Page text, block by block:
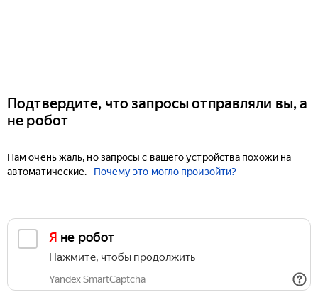
Подтвердите, что запросы отправляли вы, а
не робот
Нам очень жаль, но запросы с вашего устройства похожи на
автоматические.
Почему это могло произойти?
Я не робот
Нажмите, чтобы продолжить
Yandex SmartCaptcha